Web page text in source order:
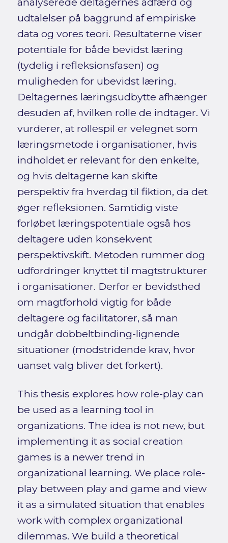
udtalelser på baggrund af empiriske
data og vores teori. Resultaterne viser
potentiale for både bevidst læring
(tydelig i refleksionsfasen) og
muligheden for ubevidst læring.
Deltagernes læringsudbytte afhænger
desuden af, hvilken rolle de indtager. Vi
vurderer, at rollespil er velegnet som
læringsmetode i organisationer, hvis
indholdet er relevant for den enkelte,
og hvis deltagerne kan skifte
perspektiv fra hverdag til fiktion, da det
øger refleksionen. Samtidig viste
forløbet læringspotentiale også hos
deltagere uden konsekvent
perspektivskift. Metoden rummer dog
udfordringer knyttet til magtstrukturer
i organisationer. Derfor er bevidsthed
om magtforhold vigtig for både
deltagere og facilitatorer, så man
undgår dobbeltbinding-lignende
situationer (modstridende krav, hvor
uanset valg bliver det forkert).
This thesis explores how role-play can
be used as a learning tool in
organizations. The idea is not new, but
implementing it as social creation
games is a newer trend in
organizational learning. We place role-
play between play and game and view
it as a simulated situation that enables
work with complex organizational
dilemmas. We build a theoretical